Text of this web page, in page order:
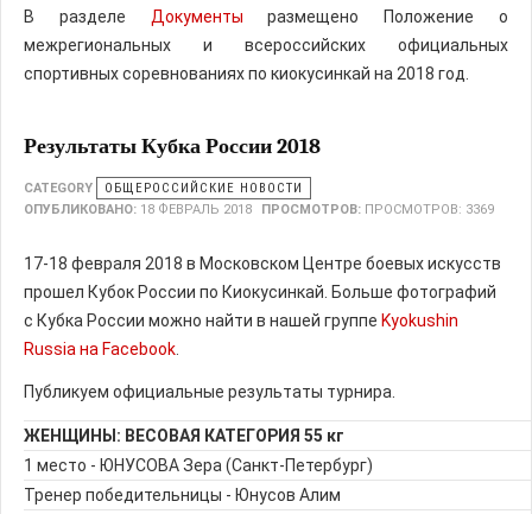
В разделе Документы размещено Положение о
межрегиональных и всероссийских официальных
спортивных соревнованиях по киокусинкай на 2018 год.
Результаты Кубка России 2018
CATEGORY
ОБЩЕРОССИЙСКИЕ НОВОСТИ
ОПУБЛИКОВАНО: 18 ФЕВРАЛЬ 2018 ПРОСМОТРОВ: ПРОСМОТРОВ: 3369
17-18 февраля 2018 в Московском Центре боевых искусств
прошел Кубок России по Киокусинкай. Больше фотографий
с Кубка России можно найти в нашей группе Kyokushin
Russia на Facebook
Публикуем официальные результаты турнира.
ЖЕНЩИНЫ: ВЕСОВАЯ КАТЕГОРИЯ 55 кг
1 место - ЮНУСОВА Зера (Санкт-Петербург)
Тренер победительницы - Юнусов Алим